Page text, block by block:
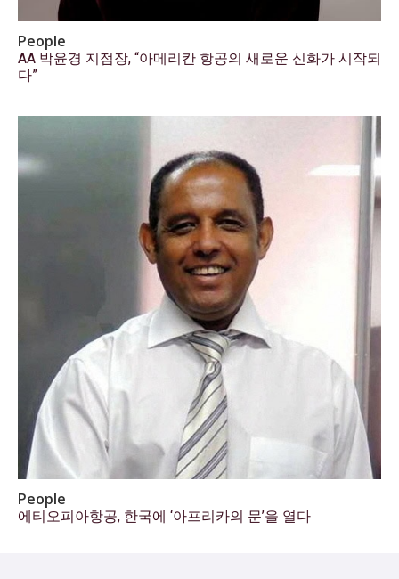
People
AA 박윤경 지점장, “아메리칸 항공의 새로운 신화가 시작되
다”
People
에티오피아항공, 한국에 ‘아프리카의 문’을 열다